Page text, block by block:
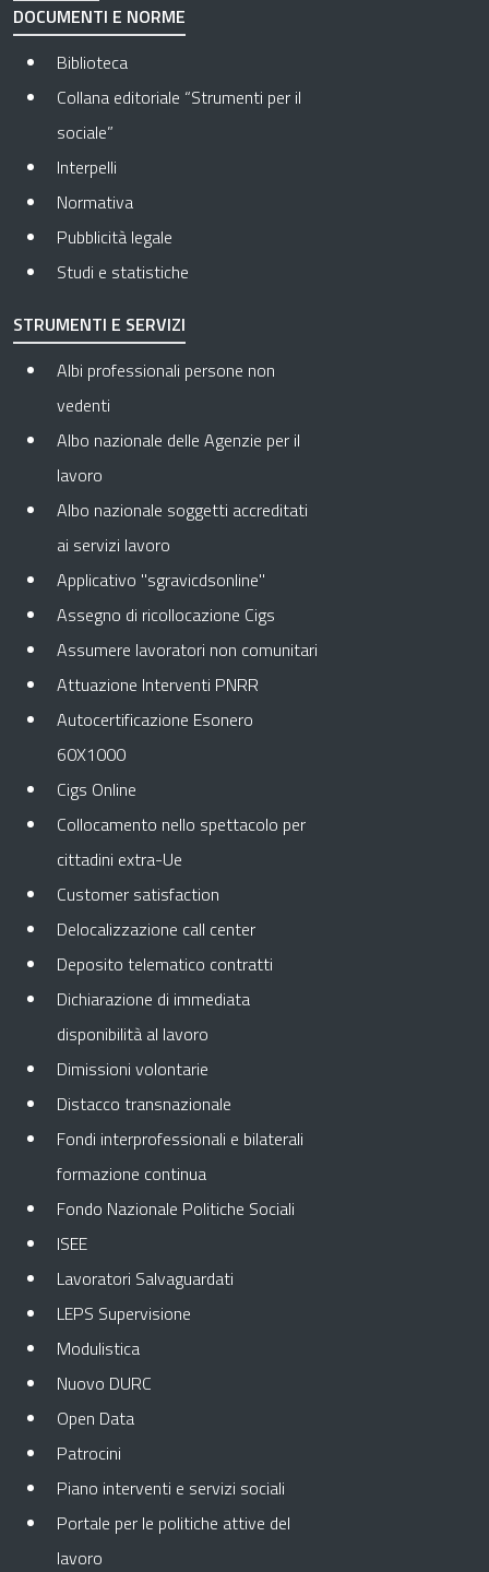
DOCUMENTI E NORME
Biblioteca
Collana editoriale “Strumenti per il
sociale”
Interpelli
Normativa
Pubblicità legale
Studi e statistiche
STRUMENTI E SERVIZI
Albi professionali persone non
vedenti
Albo nazionale delle Agenzie per il
lavoro
Albo nazionale soggetti accreditati
ai servizi lavoro
Applicativo "sgravicdsonline"
Assegno di ricollocazione Cigs
Assumere lavoratori non comunitari
Attuazione Interventi PNRR
Autocertificazione Esonero
60X1000
Cigs Online
Collocamento nello spettacolo per
cittadini extra-Ue
Customer satisfaction
Delocalizzazione call center
Deposito telematico contratti
Dichiarazione di immediata
disponibilità al lavoro
Dimissioni volontarie
Distacco transnazionale
Fondi interprofessionali e bilaterali
formazione continua
Fondo Nazionale Politiche Sociali
ISEE
Lavoratori Salvaguardati
LEPS Supervisione
Modulistica
Nuovo DURC
Open Data
Patrocini
Piano interventi e servizi sociali
Portale per le politiche attive del
lavoro